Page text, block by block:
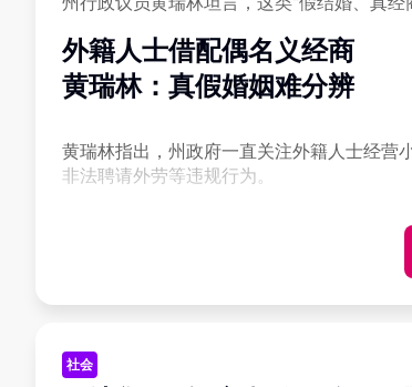
外籍人士借配偶名义经商
黄瑞林：真假婚姻难分辨
黄瑞林指出，州政府一直关注外籍人士经营
非法聘请外劳等违规行为。
不过，他坦言，部分外籍人士与本地人登
黄瑞林表示，执法人员上门检查时，往往发
社会